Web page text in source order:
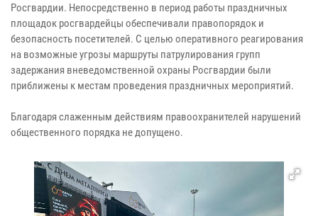
Росгвардии. Непосредственно в период работы праздничных
площадок росгвардейцы обеспечивали правопорядок и
безопасность посетителей. С целью оперативного реагирования
на возможные угрозы маршруты патрулирования групп
задержания вневедомственной охраны Росгвардии были
приближены к местам проведения праздничных мероприятий.
Благодаря слаженным действиям правоохранителей нарушений
общественного порядка не допущено.